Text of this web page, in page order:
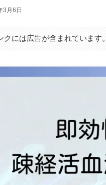
3月6日
クには広告が含まれています。